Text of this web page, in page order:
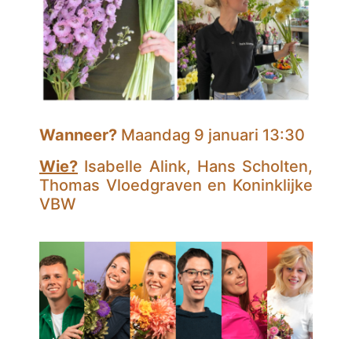
Wanneer? Maandag 9 januari 13:30
Wie? Isabelle Alink, Hans Scholten,
Thomas Vloedgraven en Koninklijke
VBW